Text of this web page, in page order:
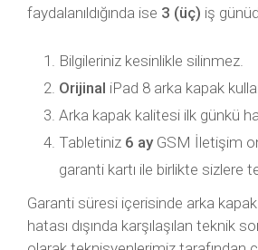
faydalanıldığında ise 3 (üç) iş
Bilgileriniz kesinlikle silinmez.
Orijinal iPad 8 arka kapak
Arka kapak kalitesi ilk günkü
Tabletiniz 6 ayGSM İletişim
garanti kartı ile birlikte sizlere
Garanti süresi içerisinde arka kapak
hatası dışında karşılaşılan teknik